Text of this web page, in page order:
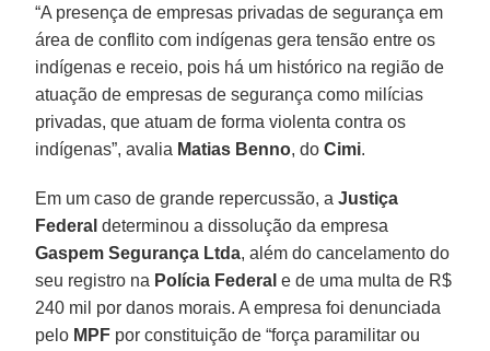
“A presença de empresas privadas de segurança em
área de conflito com indígenas gera tensão entre os
indígenas e receio, pois há um histórico na região de
atuação de empresas de segurança como milícias
privadas, que atuam de forma violenta contra os
indígenas”, avalia Matias Benno, doCimi.
Em um caso de grande repercussão, aJustiça
Federal determinou a dissolução da empresa
Gaspem Segurança Ltda, além do cancelamento do
seu registro na Polícia Federal e de uma multa de R$
240 mil por danos morais. A empresa foi denunciada
pelo MPF por constituição de “força paramilitar ou